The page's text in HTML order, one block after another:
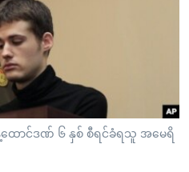
ျား
ထောင်ဒဏ် ၆ နှစ် စီရင်ခံရသူ အမေရိ